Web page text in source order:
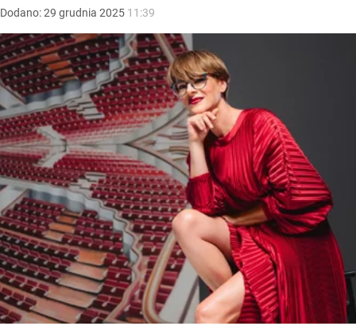
Dodano:29 grudnia 2025 11:39